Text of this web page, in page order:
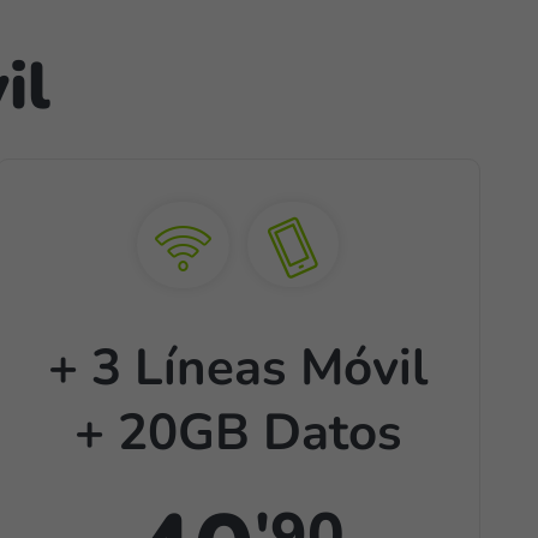
+ 3 Líneas Móvil
+ 20GB Datos